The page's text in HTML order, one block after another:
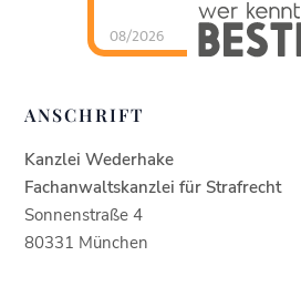
08/2026
ANSCHRIFT
Kanzlei Wederhake
Fachanwaltskanzlei für Strafrecht
Sonnenstraße 4
80331 München